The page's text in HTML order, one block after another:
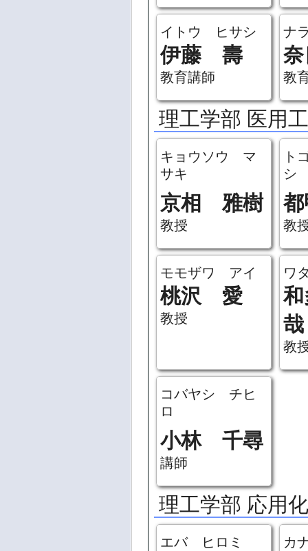
イトウ ヒサシ
伊藤 壽
教育講師
ナ
教
理工学部 医用
キョウソウ マ
サキ
京相 雅樹
教授
ト
シ
教
モモザワ アイ
桃沢 愛
教授
ワ
哉
教
コバヤシ チヒ
ロ
小林 千尋
講師
理工学部 応用
エバ ヒロミ カ